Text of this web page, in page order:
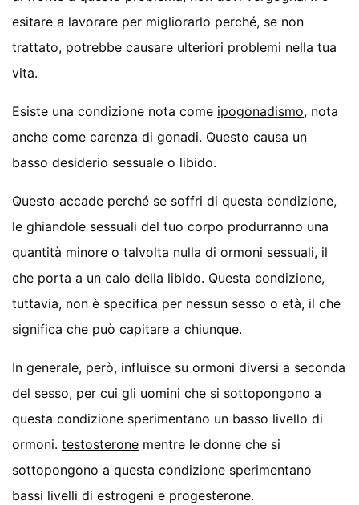
esitare a lavorare per migliorarlo perché, se non
trattato, potrebbe causare ulteriori problemi nella tua
vita.
Esiste una condizione nota come ipogonadismo, nota
anche come carenza di gonadi. Questo causa un
basso desiderio sessuale o libido.
Questo accade perché se soffri di questa condizione,
le ghiandole sessuali del tuo corpo produrranno una
quantità minore o talvolta nulla di ormoni sessuali, il
che porta a un calo della libido. Questa condizione,
tuttavia, non è specifica per nessun sesso o età, il che
significa che può capitare a chiunque.
In generale, però, influisce su ormoni diversi a seconda
del sesso, per cui gli uomini che si sottopongono a
questa condizione sperimentano un basso livello di
ormoni.testosterone mentre le donne che si
sottopongono a questa condizione sperimentano
bassi livelli di estrogeni e progesterone.